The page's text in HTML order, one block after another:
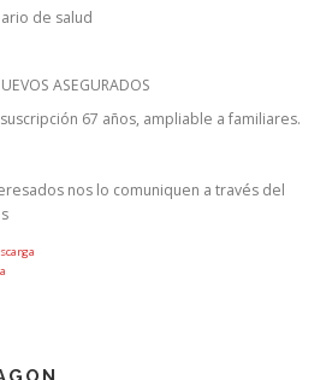
de salud
ASEGURADOS
67 años, ampliable a familiares.
nos lo comuniquen a través del